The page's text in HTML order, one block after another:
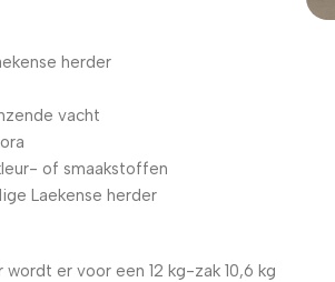
herder
vacht
of smaakstoffen
Laekense herder
er voor een 12 kg-zak 10,6 kg